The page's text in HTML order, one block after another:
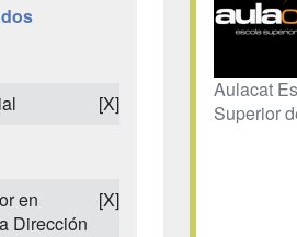
[X]
en
Dirección
[X]
Aulacat
Superior